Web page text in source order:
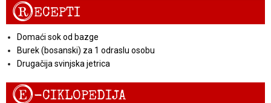
RECEPTI
Domaći sok od bazge
Burek (bosanski) za 1 odraslu osobu
Drugačija svinjska jetrica
E-CIKLOPEDIJA